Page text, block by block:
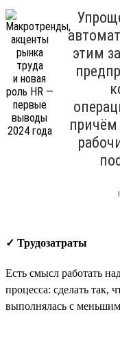
этим
причём
✓ Трудозатраты
Есть смысл работать
процесса: сделать так,
выполнялась с